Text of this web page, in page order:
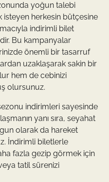
yoğun talebi
isteyen herkesin bütçesine
indirimli bilet
Bu kampanyalar
önemli bir tasarruf
uzaklaşarak sakin bir
hem de cebinizi
olursunuz.
indirimleri sayesinde
yanı sıra, seyahat
olarak da hareket
İndirimli biletlerle
fazla gezip görmek için
tatil sürenizi